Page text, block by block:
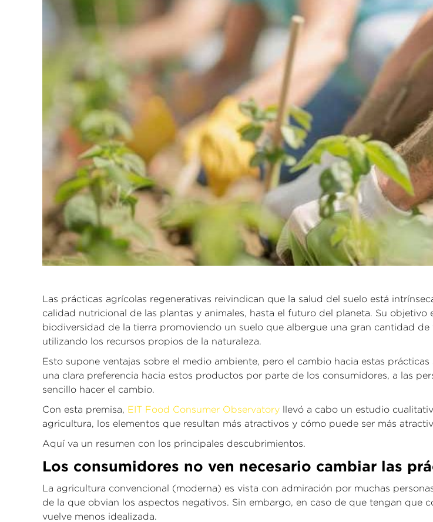
Las prácticas agrícolas regenerativas reivindican que la salud del suelo está
calidad nutricional de las plantas y animales, hasta el futuro del planeta. Su
biodiversidad de la tierra promoviendo un suelo que albergue una gran cantidad
utilizando los recursos propios de la naturaleza.
Esto supone ventajas sobre el medio ambiente, pero el cambio hacia estas
una clara preferencia hacia estos productos por parte de los consumidores, a las
sencillo hacer el cambio.
Con esta premisa, EIT Food Consumer Observatory llevó a cabo un estudio
agricultura, los elementos que resultan más atractivos y cómo puede ser más
Aquí va un resumen con los principales descubrimientos.
Los consumidores no ven necesario cambiar las
La agricultura convencional (moderna) es vista con admiración por muchas
de la que obvian los aspectos negativos. Sin embargo, en caso de que tengan que
vuelve menos idealizada.